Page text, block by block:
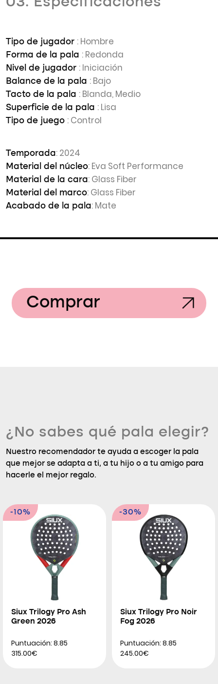
Tipo de jugador : Hombre
Forma de la pala : Redonda
Nivel de jugador : Iniciación
Balance de la pala : Bajo
Tacto de la pala : Blanda, Medio
Superficie de la pala : Lisa
Tipo de juego : Control
Temporada: 2024
Material del núcleo: Eva Soft Performance
Material de la cara: Glass Fiber
Material del marco: Glass Fiber
Acabado de la pala: Mate
Comprar
¿No sabes qué pala elegir?
Nuestro recomendador te ayuda a escoger la pala
que mejor se adapta a ti, a tu hijo o a tu amigo para
hacerle el mejor regalo.
-10%
Siux Trilogy Pro Ash
Green 2026
Puntuación: 8.85
315.00€
-30%
Siux Trilogy Pro Noir
Fog 2026
Puntuación: 8.85
245.00€